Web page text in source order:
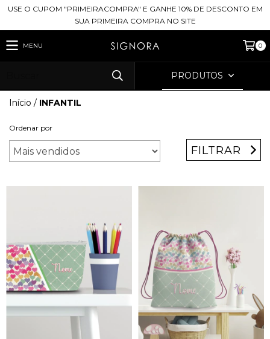
USE O CUPOM "PRIMEIRACOMPRA" E GANHE 10% DE DESCONTO EM
SUA PRIMEIRA COMPRA NO SITE
MENU 0
PRODUTOS
Início / INFANTIL
Ordenar por
FILTRAR